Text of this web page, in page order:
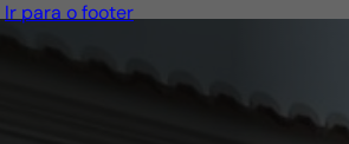
Ir para o footer